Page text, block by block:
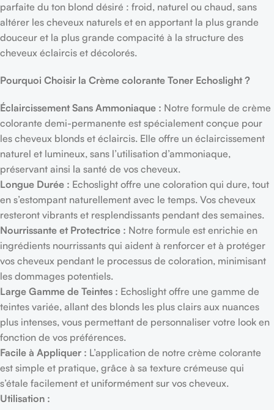
parfaite du ton blond désiré : froid, naturel ou chaud, sans
altérer les cheveux naturels et en apportant la plus grande
douceur et la plus grande compacité à la structure des
cheveux éclaircis et décolorés.
Pourquoi Choisir la Crème colorante Toner Echoslight ?
Éclaircissement Sans Ammoniaque : Notre formule de crème
colorante demi-permanente est spécialement conçue pour
les cheveux blonds et éclaircis. Elle offre un éclaircissement
naturel et lumineux, sans l’utilisation d’ammoniaque,
préservant ainsi la santé de vos cheveux.
Longue Durée : Echoslight offre une coloration qui dure, tout
en s’estompant naturellement avec le temps. Vos cheveux
resteront vibrants et resplendissants pendant des semaines.
Nourrissante et Protectrice : Notre formule est enrichie en
ingrédients nourrissants qui aident à renforcer et à protéger
vos cheveux pendant le processus de coloration, minimisant
les dommages potentiels.
Large Gamme de Teintes : Echoslight offre une gamme de
teintes variée, allant des blonds les plus clairs aux nuances
plus intenses, vous permettant de personnaliser votre look en
fonction de vos préférences.
Facile à Appliquer : L’application de notre crème colorante
est simple et pratique, grâce à sa texture crémeuse qui
s’étale facilement et uniformément sur vos cheveux.
Utilisation :